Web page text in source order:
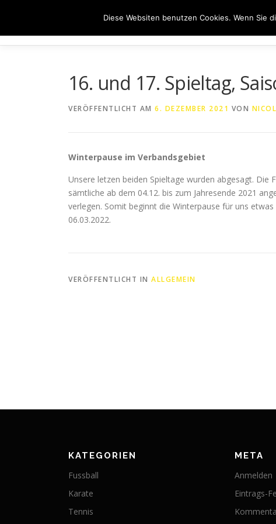
springen
HOME ÜBER
16. und 17. Spieltag,
VERÖFFENTLICHT AM 6. DEZEMBER 2021 VON
Winterpause im Verbandsgebiet
Unsere letzen beiden Spieltage wurden abgesagt.
sämtliche ab dem 04.12. bis zum Jahresende 2021
verlegen. Somit beginnt die Winterpause für uns
06.03.2022.
VERÖFFENTLICHT IN ALLGEMEIN
KATEGORIEN
Fussball
Karate
Tennis
META
Anmelden
Eintrags-
Diese Websiten benutzen Cookies. Wenn Sie